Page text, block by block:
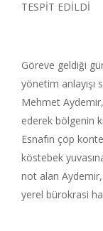
TESPİT EDİLDİ
Göreve geldiği
yönetim anlayışı
Mehmet
ederek bölgenin
Esnafın çöp
köstebek
not alan
yerel bürokrasi